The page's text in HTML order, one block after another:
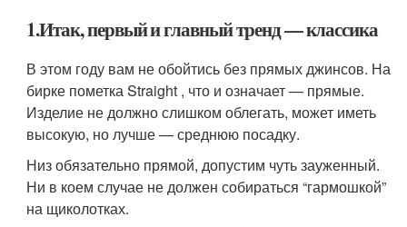
1.Итак, первый и главный тренд — классика
В этом году вам не обойтись без прямых джинсов. На
бирке пометка Straight , что и означает — прямые.
Изделие не должно слишком облегать, может иметь
высокую, но лучше — среднюю посадку.
Низ обязательно прямой, допустим чуть зауженный.
Ни в коем случае не должен собираться “гармошкой”
на щиколотках.